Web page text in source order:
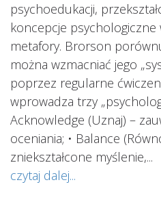
psychoedukacji,
koncepcje
metafory. Brorson
można wzmacniać jego
poprzez regularne
wprowadza trzy
Acknowledge (Uznaj) –
oceniania; • Balance
zniekształcone myślenie,...
czytaj dalej...